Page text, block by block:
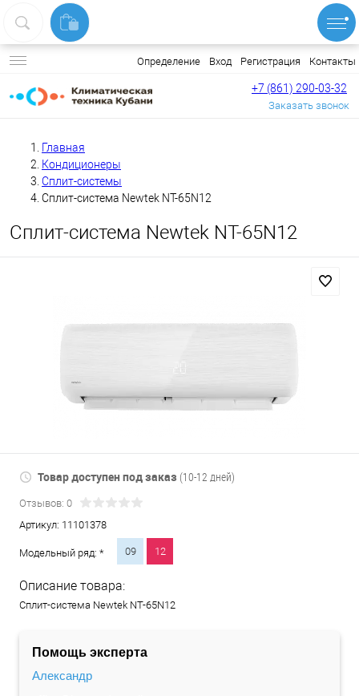
Определение Вход Регистрация Контакты
+7 (861) 290-03-32
Заказать звонок
Главная
Кондиционеры
Сплит-системы
Сплит-система Newtek NT-65N12
Сплит-система Newtek NT-65N12
Товар доступен под заказ (10-12 дней)
Отзывов: 0
Артикул: 11101378
Модельный ряд: * 09 12
Описание товара:
Сплит-система Newtek NT-65N12
Помощь эксперта
Александр